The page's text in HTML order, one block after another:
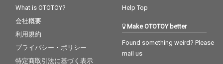
What is OTOTOY?
会社概要
利用規約
プライバシー・ポリシー
特定商取引法に基づく表示
Help Top
Make OTOTOY better
Found something weird? Please
mail us